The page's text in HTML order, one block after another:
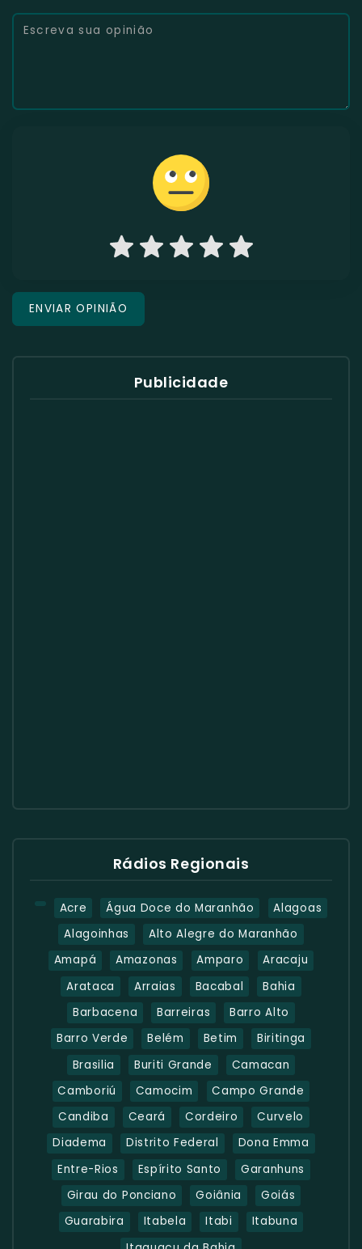
Publicidade
Rádios Regionais
Acre Água Doce do Maranhão
Alagoas
Alagoinhas
Alto Alegre do Maranhão
Amapá
Amazonas Amparo
Aracaju
Arataca
Arraias Bacabal
Bahia
Barbacena
Barreiras
Barro Alto
Barro Verde
Belém Betim
Biritinga
Brasilia
Buriti Grande
Camacan
Camboriú
Camocim
Campo Grande
Candiba
Ceará Cordeiro
Curvelo
Diadema
Distrito Federal
Dona Emma
Entre-Rios
Espírito Santo
Garanhuns
Girau do Ponciano
Goiânia
Goiás
Guarabira
Itabela Itabi
Itabuna